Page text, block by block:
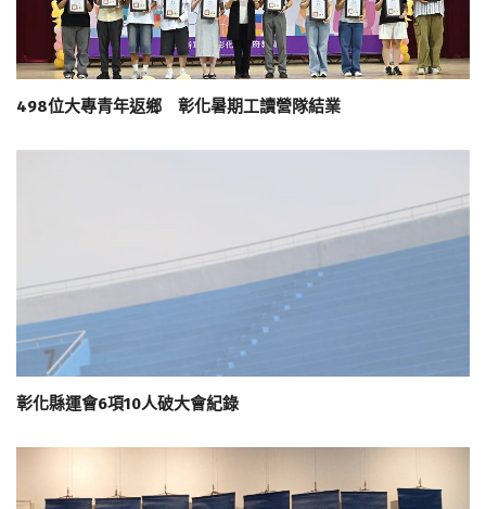
498位大專青年返鄉 彰化暑期工讀營隊結業
彰化縣運會6項10人破大會紀錄